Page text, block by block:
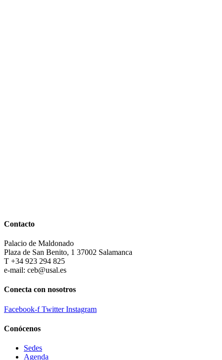
Contacto
Palacio de Maldonado
Plaza de San Benito, 1 37002 Salamanca
T +34 923 294 825
e-mail: ceb@usal.es
Conecta con nosotros
Facebook-f Twitter Instagram
Conócenos
Sedes
Agenda